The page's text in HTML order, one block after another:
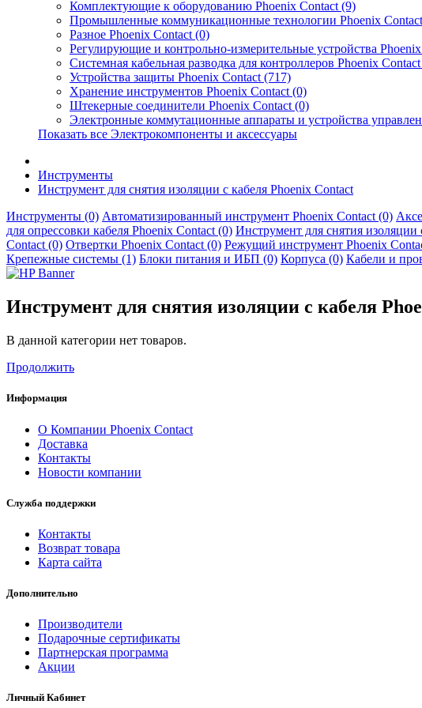
Комплектующие к оборудованию Phoenix Contact (9)
Промышленные коммуникационные технологии Phoenix
Разное Phoenix Contact (0)
Регулирующие и контрольно-измерительные устройства
Системная кабельная разводка для контроллеров Phoenix
Устройства защиты Phoenix Contact (717)
Хранение инструментов Phoenix Contact (0)
Штекерные соединители Phoenix Contact (0)
Электронные коммутационные аппараты и устройства
Показать все Электрокомпоненты и аксессуары
Инструменты
Инструмент для снятия изоляции с кабеля Phoenix Contact
Инструменты (0) Автоматизированный инструмент Phoenix Contact (0)
для опрессовки кабеля Phoenix Contact (0) Инструмент для снятия изоляции
Contact (0) Отвертки Phoenix Contact (0) Режущий инструмент Phoenix
Крепежные системы (1) Блоки питания и ИБП (0) Корпуса (0) Кабели и
Инструмент для снятия изоляции с кабеля
В данной категории нет товаров.
Продолжить
Информация
О Компании Phoenix Contact
Доставка
Контакты
Новости компании
Служба поддержки
Контакты
Возврат товара
Карта сайта
Дополнительно
Производители
Подарочные сертификаты
Партнерская программа
Акции
Личный Кабинет